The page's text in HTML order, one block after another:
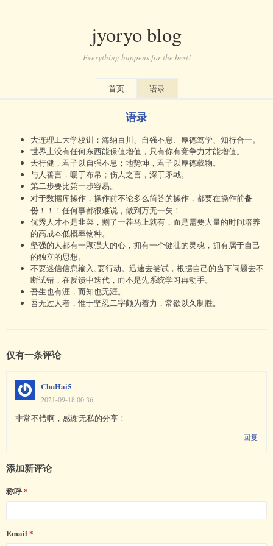
jyoryo blog
Everything happens for the best!
首页 语录
语录
大连理工大学校训：海纳百川、自强不息、厚德笃学、知行合一。
世界上没有任何东西能保值增值，只有你有竞争力才能增值。
天行健，君子以自强不息；地势坤，君子以厚德载物。
与人善言，暖于布帛；伤人之言，深于矛戟。
第二步要比第一步容易。
对于数据库操作，操作前不论多么简答的操作，都要在操作前备
份！！！任何事都很难说，做到万无一失！
优秀人才不是韭菜，割了一茬马上就有，而是需要大量的时间培养
的高成本低概率物种。
坚强的人都有一颗强大的心，拥有一个健壮的灵魂，拥有属于自己
的独立的思想。
不要迷信信息输入, 要行动。迅速去尝试，根据自己的当下问题去不
断试错，在反馈中迭代，而不是先系统学习再动手。
吾生也有涯，而知也无涯。
吾无过人者，惟于坚忍二字颇为着力，常欲以久制胜。
仅有一条评论
ChuHai5
2021-09-18 00:36
非常不错啊，感谢无私的分享！
回复
添加新评论
称呼
Email